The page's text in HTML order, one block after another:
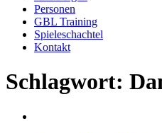
Personen
GBL Training
Spieleschachtel
Kontakt
Schlagwort: